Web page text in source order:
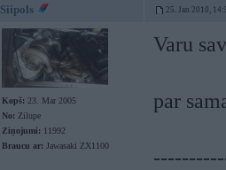
Siipols 25. Jan 2010,
Kopš: 23. Mar 2005
No: Zilupe
Ziņojumi: 11992
Braucu ar: Jawasaki ZX1100
Varu
par